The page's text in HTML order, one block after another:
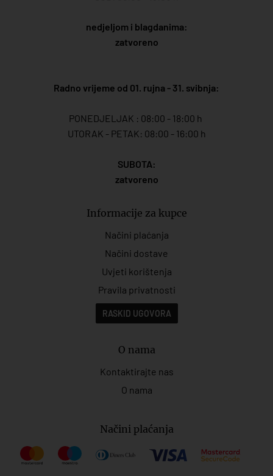
nedjeljom i blagdanima:
zatvoreno
Radno vrijeme od 01. rujna - 31. svibnja:
PONEDJELJAK : 08:00 - 18:00 h
UTORAK - PETAK: 08:00 - 16:00 h
SUBOTA:
zatvoreno
Informacije za kupce
Načini plaćanja
Načini dostave
Uvjeti korištenja
Pravila privatnosti
RASKID UGOVORA
O nama
Kontaktirajte nas
O nama
Načini plaćanja